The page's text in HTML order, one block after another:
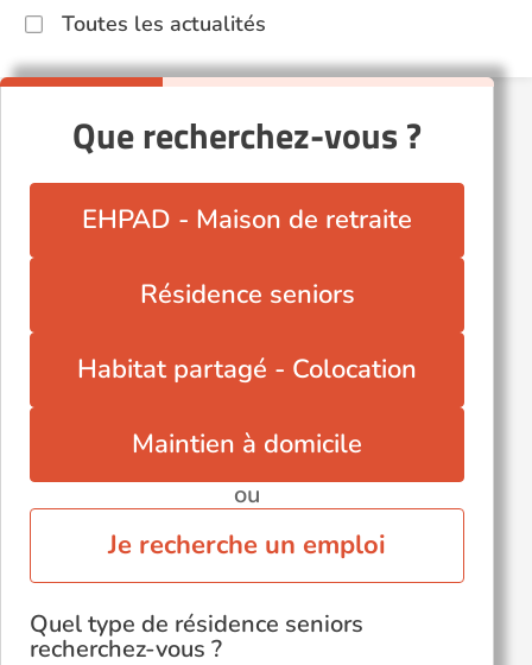
Toutes les actualités
Que recherchez-vous ?
EHPAD - Maison de retraite
Résidence seniors
Habitat partagé - Colocation
Maintien à domicile
ou
Je recherche un emploi
Quel type de résidence seniors
recherchez-vous ?